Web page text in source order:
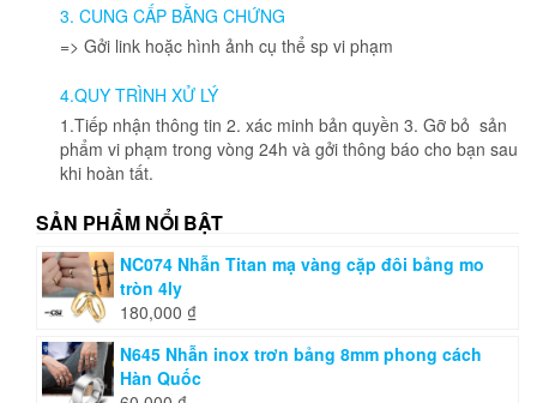
3. CUNG CẤP BẰNG CHỨNG
=> Gởi link hoặc hình ảnh cụ thể sp vi phạm
4.QUY TRÌNH XỬ LÝ
1.Tiếp nhận thông tin 2. xác minh bản quyền 3. Gỡ bỏ sản
phẩm vi phạm trong vòng 24h và gởi thông báo cho bạn sau
khi hoàn tất.
SẢN PHẨM NỔI BẬT
NC074 Nhẫn Titan mạ vàng cặp đôi bảng mo
tròn 4ly
180,000 ₫
N645 Nhẫn inox trơn bảng 8mm phong cách
Hàn Quốc